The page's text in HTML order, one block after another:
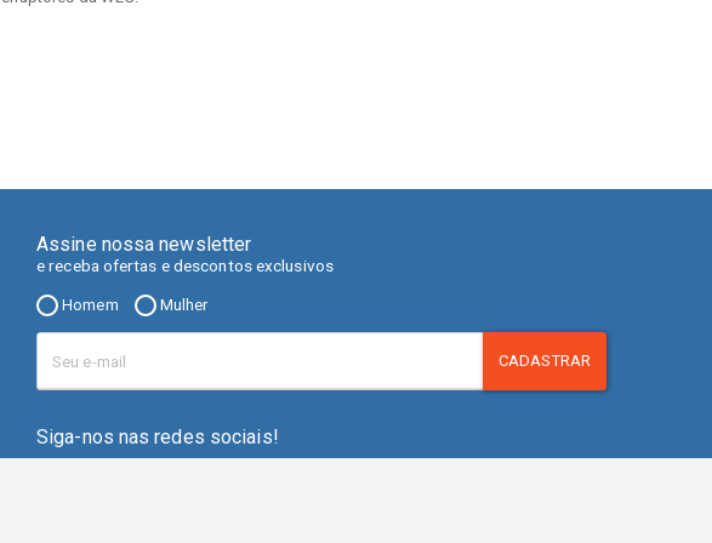
Assine nossa newsletter
e receba ofertas e descontos exclusivos
Homem Mulher
CADASTRAR
Siga-nos nas redes sociais!